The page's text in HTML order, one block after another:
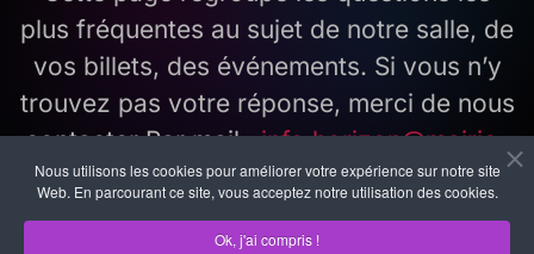
Nous utilisons les cookies pour améliorer votre expérience sur notre site
Web. En parcourant ce site, vous acceptez notre utilisation des cookies.
Ok, j'ai compris !
plus fréquentes au sujet de notre salle, de
vos billets, des événements. Si vous n’y
trouvez pas votre réponse, merci de nous
contacter Par mail :info.horizon@mairie-
muret.fr